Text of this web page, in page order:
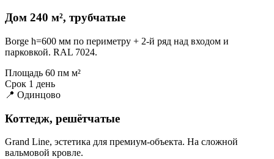
Дом 240 м², трубчатые
Borge h=600 мм по периметру + 2-й ряд над входом и
парковкой. RAL 7024.
Площадь 60 пм м²
Срок 1 день
📍 Одинцово
Коттедж, решётчатые
Grand Line, эстетика для премиум-объекта. На сложной
вальмовой кровле.